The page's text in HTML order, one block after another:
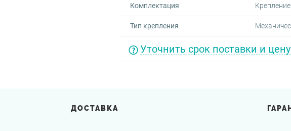
Комплектация Крепление
Тип крепления
Уточнить срок поставки и цену
ДОСТАВКА